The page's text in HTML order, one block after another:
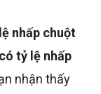
nhấp chuột
tỷ lệ nhấp
nhận thấy